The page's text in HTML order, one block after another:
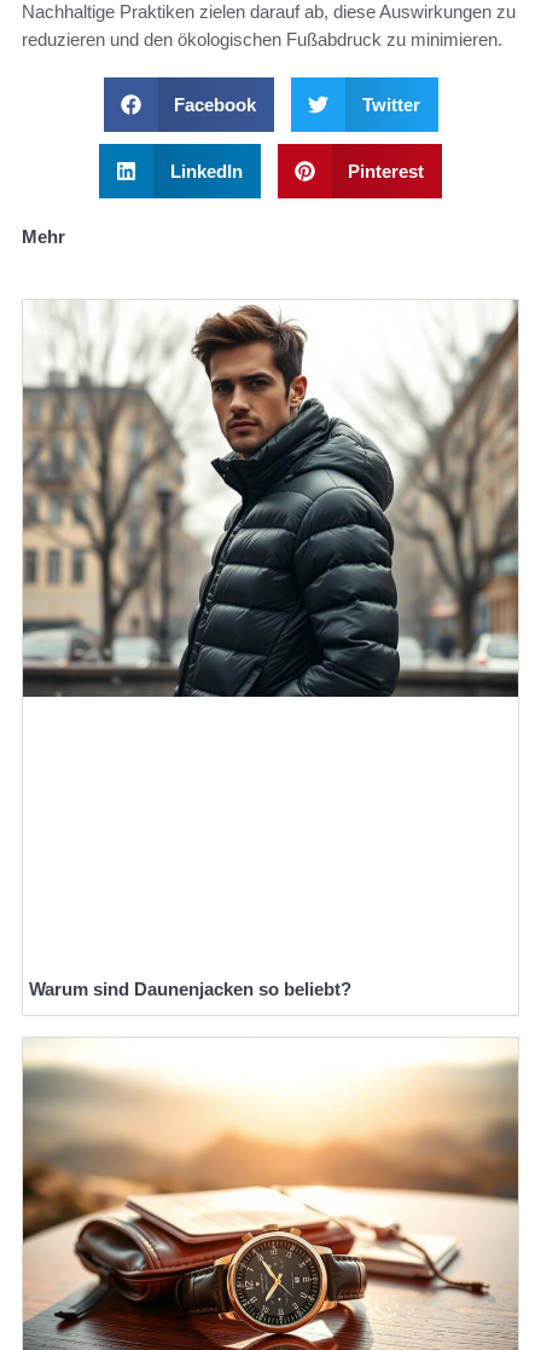
Nachhaltige Praktiken zielen darauf ab, diese Auswirkungen zu
reduzieren und den ökologischen Fußabdruck zu minimieren.
Facebook Twitter
LinkedIn Pinterest
Mehr
Warum sind Daunenjacken so beliebt?